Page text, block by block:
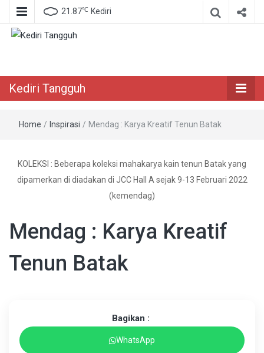
21.87℃ Kediri
Kediri Tangguh
Home / Inspirasi / Mendag : Karya Kreatif Tenun Batak
KOLEKSI : Beberapa koleksi mahakarya kain tenun Batak yang
dipamerkan di diadakan di JCC Hall A sejak 9-13 Februari 2022
(kemendag)
Mendag : Karya Kreatif
Tenun Batak
Bagikan :
WhatsApp